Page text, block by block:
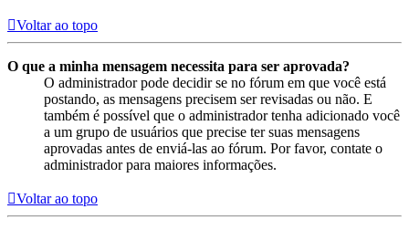
Voltar ao topo
O que a minha mensagem necessita para ser aprovada?
O administrador pode decidir se no fórum em que você está
postando, as mensagens precisem ser revisadas ou não. E
também é possível que o administrador tenha adicionado você
a um grupo de usuários que precise ter suas mensagens
aprovadas antes de enviá-las ao fórum. Por favor, contate o
administrador para maiores informações.
Voltar ao topo